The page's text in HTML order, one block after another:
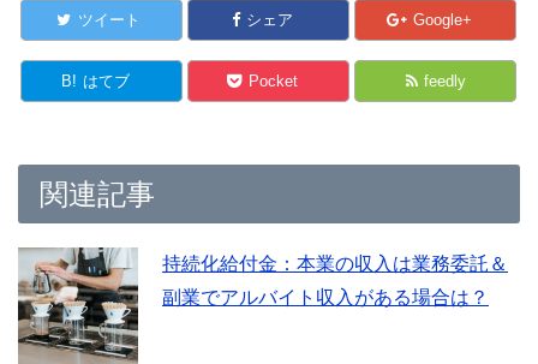
ツイート シェア Google+
B! はてブ Pocket feedly
関連記事
持続化給付金：本業の収入は業務委託＆
副業でアルバイト収入がある場合は？